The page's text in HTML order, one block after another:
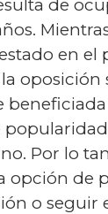
de
en el
oposición
beneficiada
Por lo
opción de
o seguir